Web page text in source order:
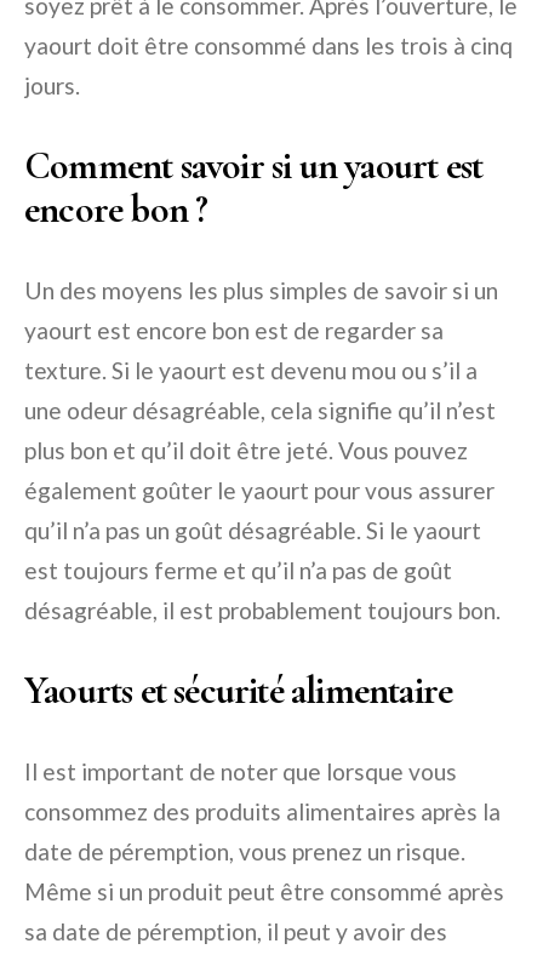
yaourt doit être consommé dans les trois à cinq
jours.
Comment savoir si un yaourt est
encore bon ?
Un des moyens les plus simples de savoir si un
yaourt est encore bon est de regarder sa
texture. Si le yaourt est devenu mou ou s’il a
une odeur désagréable, cela signifie qu’il n’est
plus bon et qu’il doit être jeté. Vous pouvez
également goûter le yaourt pour vous assurer
qu’il n’a pas un goût désagréable. Si le yaourt
est toujours ferme et qu’il n’a pas de goût
désagréable, il est probablement toujours bon.
Yaourts et sécurité alimentaire
Il est important de noter que lorsque vous
consommez des produits alimentaires après la
date de péremption, vous prenez un risque.
Même si un produit peut être consommé après
sa date de péremption, il peut y avoir des